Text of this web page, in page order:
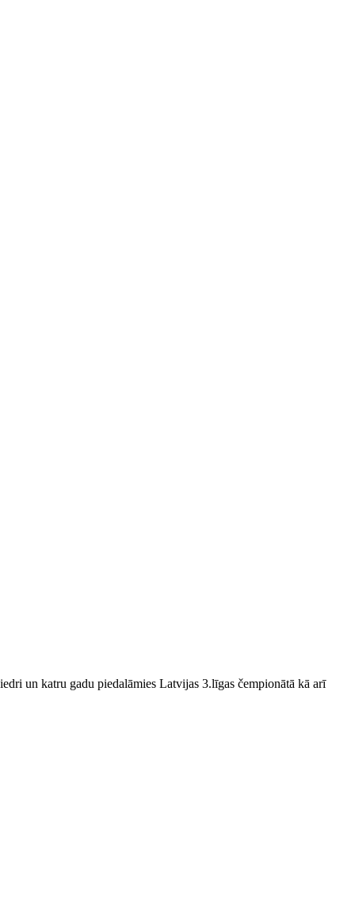
un katru gadu piedalāmies Latvijas 3.līgas čempionātā kā arī